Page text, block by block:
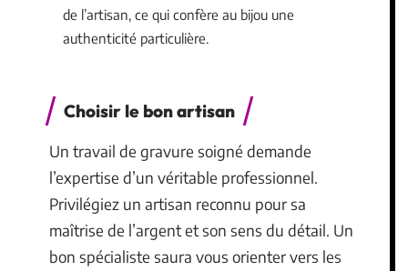
de l’artisan, ce qui confère au bijou une
authenticité particulière.
Choisir le bon artisan
Un travail de gravure soigné demande
l’expertise d’un véritable professionnel.
Privilégiez un artisan reconnu pour sa
maîtrise de l’argent et son sens du détail. Un
bon spécialiste saura vous orienter vers les